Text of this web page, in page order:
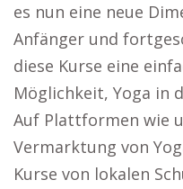
es nun eine neue
Anfänger und
diese Kurse eine
Möglichkeit, Yoga in
Auf Plattformen wie
Vermarktung von
Kurse von lokalen